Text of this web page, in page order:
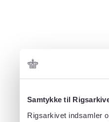
Samtykke til
Rigsarkivet indsamler